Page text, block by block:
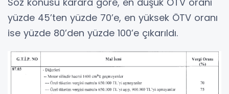
yüzde 45’ten yüzde 70’e, en yüksek ÖTV oranı
ise yüzde 80’den yüzde 100’e çıkarıldı.